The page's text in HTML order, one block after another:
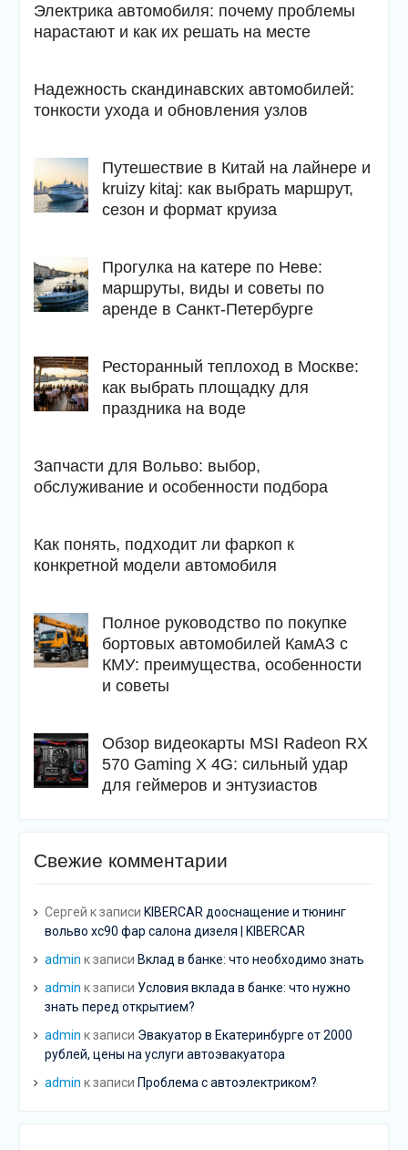
Электрика автомобиля: почему проблемы
нарастают и как их решать на месте
Надежность скандинавских автомобилей:
тонкости ухода и обновления узлов
Путешествие в Китай на лайнере и
kruizy kitaj: как выбрать маршрут,
сезон и формат круиза
Прогулка на катере по Неве:
маршруты, виды и советы по
аренде в Санкт-Петербурге
Ресторанный теплоход в Москве:
как выбрать площадку для
праздника на воде
Запчасти для Вольво: выбор,
обслуживание и особенности подбора
Как понять, подходит ли фаркоп к
конкретной модели автомобиля
Полное руководство по покупке
бортовых автомобилей КамАЗ с
КМУ: преимущества, особенности
и советы
Обзор видеокарты MSI Radeon RX
570 Gaming X 4G: сильный удар
для геймеров и энтузиастов
Свежие комментарии
Сергей к записи KIBERCAR дооснащение и тюнинг
вольво хс90 фар салона дизеля | KIBERCAR
admin к записи Вклад в банке: что необходимо знать
admin к записи Условия вклада в банке: что нужно
знать перед открытием?
admin к записи Эвакуатор в Екатеринбурге от 2000
рублей, цены на услуги автоэвакуатора
admin к записи Проблема с автоэлектриком?